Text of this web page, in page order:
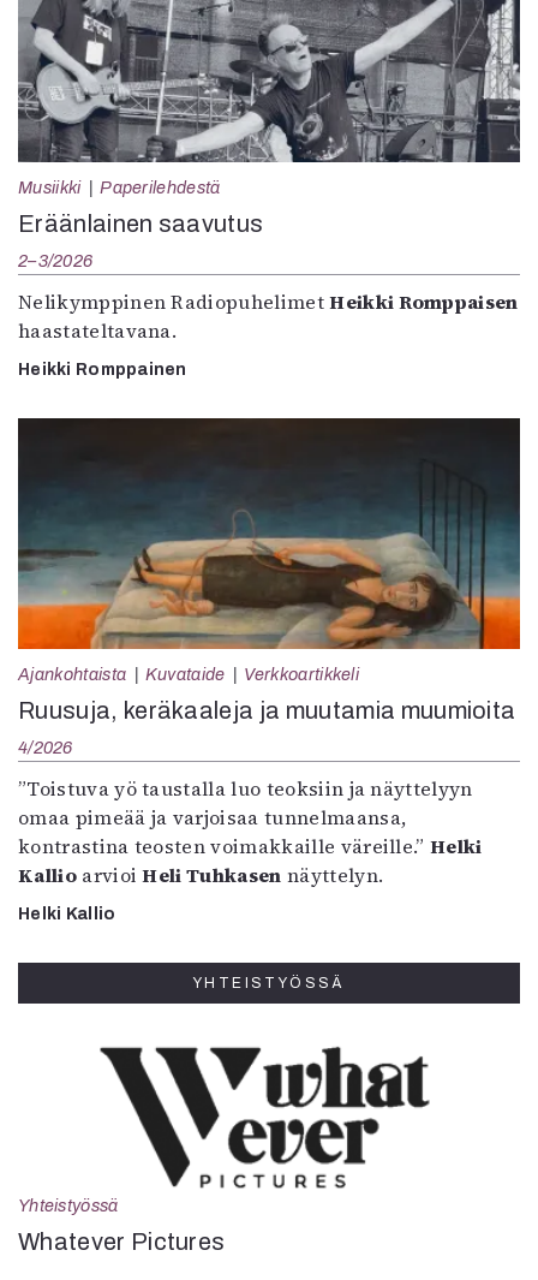
Musiikki Paperilehdestä
Eräänlainen saavutus
2–3/2026
Nelikymppinen RadiopuhelimetHeikki Romppaisen
haastateltavana.
Heikki Romppainen
Ajankohtaista Kuvataide Verkkoartikkeli
Ruusuja, keräkaaleja ja muutamia muumioita
4/2026
”Toistuva yö taustalla luo teoksiin ja näyttelyyn
omaa pimeää ja varjoisaa tunnelmaansa,
kontrastina teosten voimakkaille väreille.”Helki
KallioarvioiHeli Tuhkasen näyttelyn.
Helki Kallio
YHTEISTYÖSSÄ
Yhteistyössä
Whatever Pictures